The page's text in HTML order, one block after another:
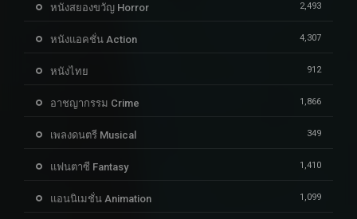
หนังสยองขวัญ Horror 2,493
หนังแอคชั่น Action 4,307
หนังไทย 912
อาชญากรรม Crime 1,866
เพลงดนตรี Musical 349
แฟนตาซี Fantasy 1,410
แอนนิเมชั่น Animation 1,099